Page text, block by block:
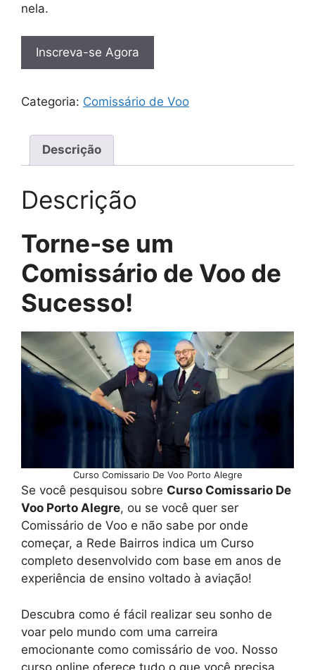
nela.
Inscreva-se Agora
Categoria: Comissário de Voo
Descrição
Descrição
Torne-se um
Comissário de Voo de
Sucesso!
Curso Comissario De Voo Porto Alegre
Se você pesquisou sobre Curso Comissario De
Voo Porto Alegre, ou se você quer ser
Comissário de Voo e não sabe por onde
começar, a Rede Bairros indica um Curso
completo desenvolvido com base em anos de
experiência de ensino voltado à aviação!
Descubra como é fácil realizar seu sonho de
voar pelo mundo com uma carreira
emocionante como comissário de voo. Nosso
curso online oferece tudo o que você precisa